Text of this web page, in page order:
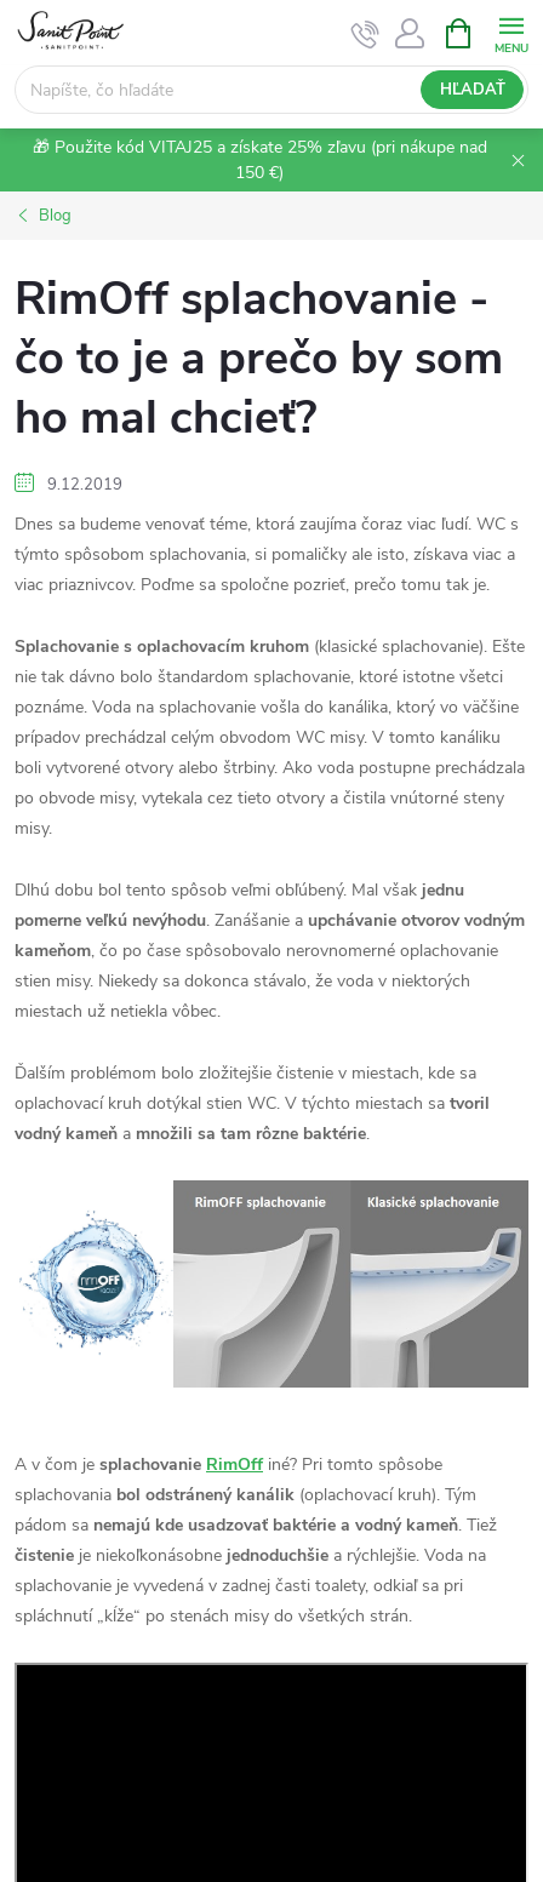
Prejsť
obsah
HĽADAŤ
KOŠÍK
🎁 Použite kód VITAJ25 a získate 25% zľavu (pri nákupe nad
150 €)
Blog
RimOff splachovanie -
čo to je a prečo by som
ho mal chcieť?
9.12.2019
Dnes sa budeme venovať téme, ktorá zaujíma čoraz viac ľudí. WC s
týmto spôsobom splachovania, si pomaličky ale isto, získava viac a
viac priaznivcov. Poďme sa spoločne pozrieť, prečo tomu tak je.
Splachovanie s oplachovacím kruhom (klasické splachovanie). Ešte
nie tak dávno bolo štandardom splachovanie, ktoré istotne všetci
poznáme. Voda na splachovanie vošla do kanálika, ktorý vo väčšine
prípadov prechádzal celým obvodom WC misy. V tomto kanáliku
boli vytvorené otvory alebo štrbiny. Ako voda postupne prechádzala
po obvode misy, vytekala cez tieto otvory a čistila vnútorné steny
misy.
Dlhú dobu bol tento spôsob veľmi obľúbený. Mal však jednu
pomerne veľkú nevýhodu. Zanášanie a upchávanie otvorov vodným
kameňom, čo po čase spôsobovalo nerovnomerné oplachovanie
stien misy. Niekedy sa dokonca stávalo, že voda v niektorých
miestach už netiekla vôbec.
Ďalším problémom bolo zložitejšie čistenie v miestach, kde sa
oplachovací kruh dotýkal stien WC. V týchto miestach sa tvoril
vodný kameň a množili sa tam rôzne baktérie.
A v čom je splachovanie RimOffiné? Pri tomto spôsobe
splachovania bol odstránený kanálik (oplachovací kruh). Tým
pádom sa nemajú kde usadzovať baktérie a vodný kameň. Tiež
čistenie je niekoľkonásobne jednoduchšie a rýchlejšie. Voda na
splachovanie je vyvedená v zadnej časti toalety, odkiaľ sa pri
spláchnutí „kĺže“ po stenách misy do všetkých strán.